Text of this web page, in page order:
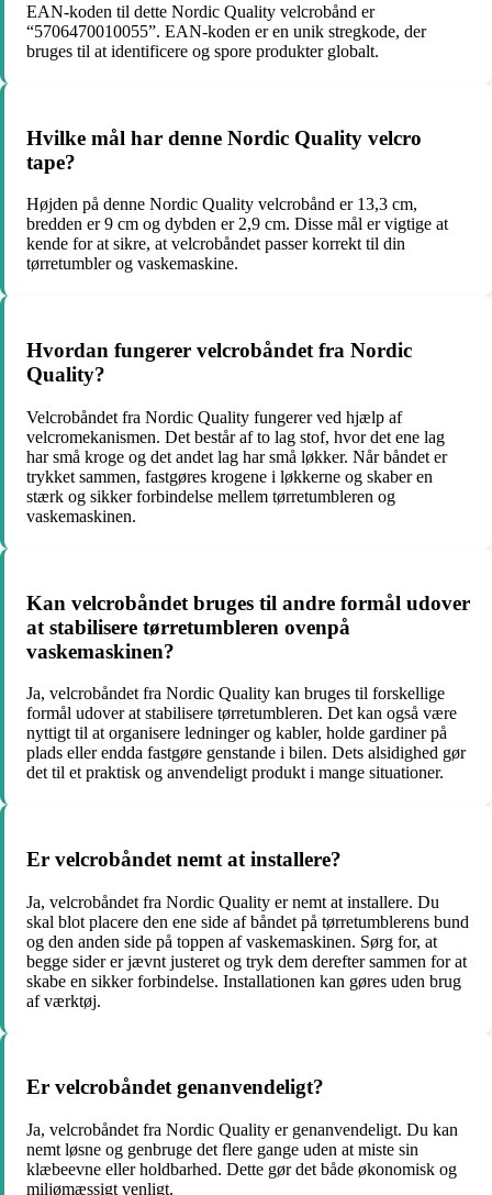
EAN-koden til dette Nordic Quality velcrobånd er
“5706470010055”. EAN-koden er en unik stregkode, der
bruges til at identificere og spore produkter globalt.
Hvilke mål har denne Nordic Quality velcro
tape?
Højden på denne Nordic Quality velcrobånd er 13,3 cm,
bredden er 9 cm og dybden er 2,9 cm. Disse mål er vigtige at
kende for at sikre, at velcrobåndet passer korrekt til din
tørretumbler og vaskemaskine.
Hvordan fungerer velcrobåndet fra Nordic
Quality?
Velcrobåndet fra Nordic Quality fungerer ved hjælp af
velcromekanismen. Det består af to lag stof, hvor det ene lag
har små kroge og det andet lag har små løkker. Når båndet er
trykket sammen, fastgøres krogene i løkkerne og skaber en
stærk og sikker forbindelse mellem tørretumbleren og
vaskemaskinen.
Kan velcrobåndet bruges til andre formål udover
at stabilisere tørretumbleren ovenpå
vaskemaskinen?
Ja, velcrobåndet fra Nordic Quality kan bruges til forskellige
formål udover at stabilisere tørretumbleren. Det kan også være
nyttigt til at organisere ledninger og kabler, holde gardiner på
plads eller endda fastgøre genstande i bilen. Dets alsidighed gør
det til et praktisk og anvendeligt produkt i mange situationer.
Er velcrobåndet nemt at installere?
Ja, velcrobåndet fra Nordic Quality er nemt at installere. Du
skal blot placere den ene side af båndet på tørretumblerens bund
og den anden side på toppen af vaskemaskinen. Sørg for, at
begge sider er jævnt justeret og tryk dem derefter sammen for at
skabe en sikker forbindelse. Installationen kan gøres uden brug
af værktøj.
Er velcrobåndet genanvendeligt?
Ja, velcrobåndet fra Nordic Quality er genanvendeligt. Du kan
nemt løsne og genbruge det flere gange uden at miste sin
klæbeevne eller holdbarhed. Dette gør det både økonomisk og
miljømæssigt venligt.